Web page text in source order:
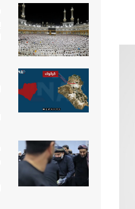
اتصل بنا